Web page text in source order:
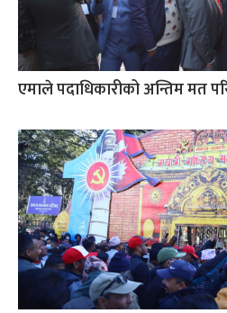
एमाले पदाधिकारीको अन्तिम मत